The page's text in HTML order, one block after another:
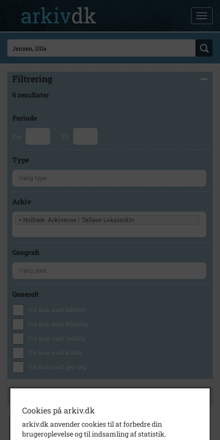
Filtrering
6 resultater
Periode
Fra Til
Type
Arkiv
× Holbæk-Arkiverne / Tølløse Lokalarkiv
Geografi
Generelt
Vis kun med billeder
Vis kun med filmklip
Vis kun med lydklip
Vis kun med kilder
Vis kun med geo-tag
1946
Konfirmander Ugerløse Kirke efter- året
Cookies på arkiv.dk
arkiv.dk anvender cookies til at forbedre din
brugeroplevelse og til indsamling af statistik.